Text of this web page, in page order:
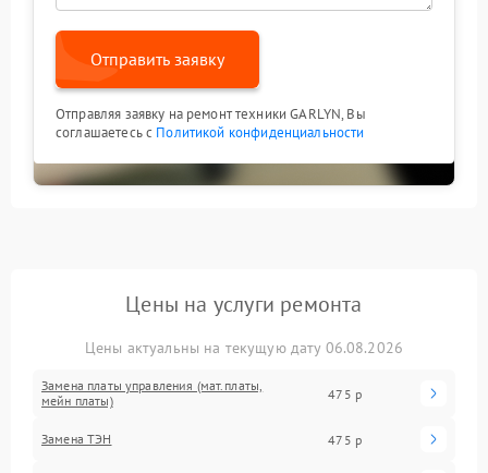
Отправить заявку
Отправляя заявку на ремонт техники GARLYN, Вы
соглашаетесь с Политикой конфиденциальности
Цены на услуги ремонта
Цены актуальны на текущую дату 06.08.2026
Замена платы управления (мат.платы,
мейн платы)
475 р
Замена ТЭН 475 р